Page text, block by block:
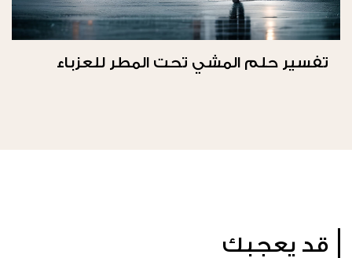
تفسير حلم المشي تحت المطر للعزباء
قد يعجبك